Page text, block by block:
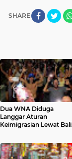
SHARE
Dua WNA Diduga
Langgar Aturan
Keimigrasian Lewat Bali